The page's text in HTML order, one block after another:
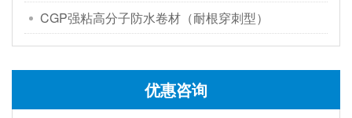
CGP强粘高分子防水卷材（耐根穿刺型）
优惠咨询